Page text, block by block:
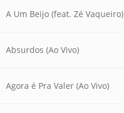
A Um Beijo (feat. Zé Vaqueiro)
Absurdos (Ao Vivo)
Agora é Pra Valer (Ao Vivo)